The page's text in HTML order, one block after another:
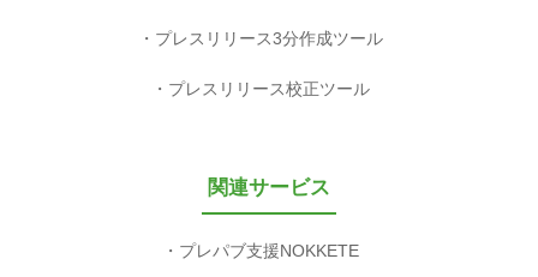
プレスリリース3分作成ツール
プレスリリース校正ツール
関連サービス
プレパブ支援NOKKETE